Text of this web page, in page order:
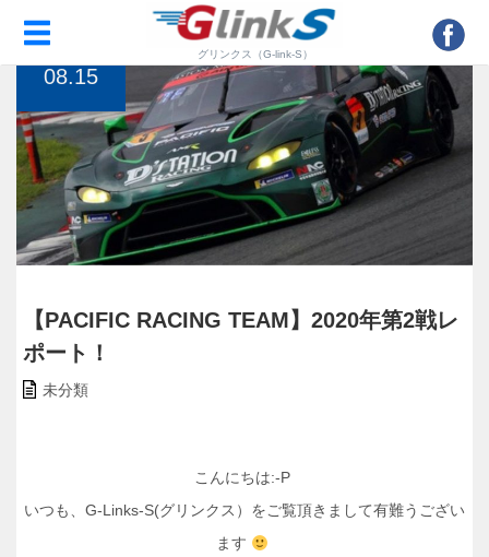
グリンクス（G-link-S）
>【PACIFIC RACING TEAM】2020年第2戦レポート！
08.15
【PACIFIC RACING TEAM】2020年第2戦レ
ポート！
未分類
こんにちは:-P
いつも、G-Links-S(グリンクス）をご覧頂きまして有難うござい
ます